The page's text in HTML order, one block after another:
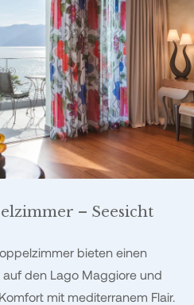
– Seesicht
bieten einen
den Lago Maggiore und
mit mediterranem Flair.